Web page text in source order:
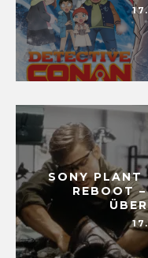
SONY PLANT
REBOOT